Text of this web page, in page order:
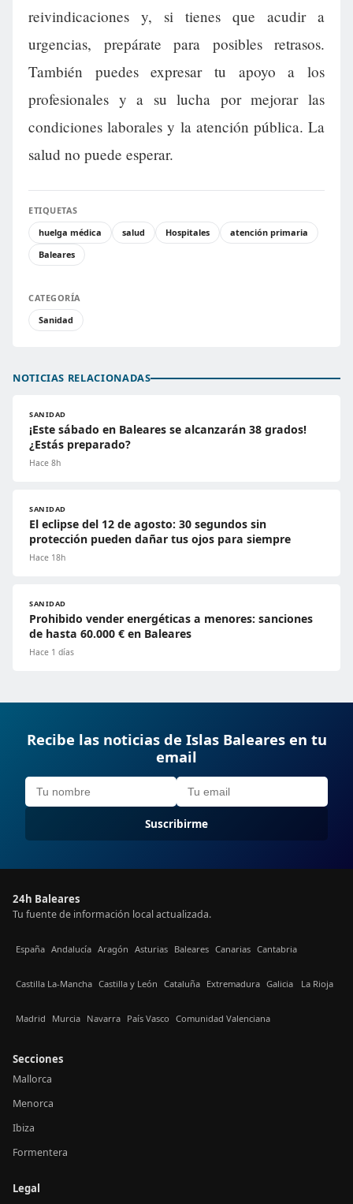
reivindicaciones y, si tienes que acudir a
urgencias, prepárate para posibles retrasos.
También puedes expresar tu apoyo a los
profesionales y a su lucha por mejorar las
condiciones laborales y la atención pública. La
salud no puede esperar.
ETIQUETAS
huelga médica
salud Hospitales
atención primaria
Baleares
CATEGORÍA
Sanidad
NOTICIAS RELACIONADAS
SANIDAD
¡Este sábado en Baleares se alcanzarán 38 grados!
¿Estás preparado?
Hace 8h
SANIDAD
El eclipse del 12 de agosto: 30 segundos sin
protección pueden dañar tus ojos para siempre
Hace 18h
SANIDAD
Prohibido vender energéticas a menores: sanciones
de hasta 60.000 € en Baleares
Hace 1 días
Recibe las noticias de Islas Baleares en tu
email
Suscribirme
24h Baleares
Tu fuente de información local actualizada.
España Andalucía Aragón Asturias Baleares Canarias Cantabria
Castilla La-Mancha Castilla y León Cataluña Extremadura Galicia La Rioja
Madrid Murcia Navarra País Vasco Comunidad Valenciana
Secciones
Mallorca
Menorca
Ibiza
Formentera
Legal